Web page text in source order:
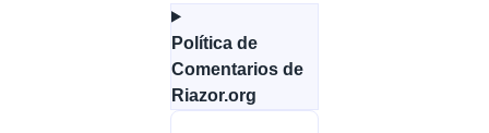
Política de
Comentarios de
Riazor.org